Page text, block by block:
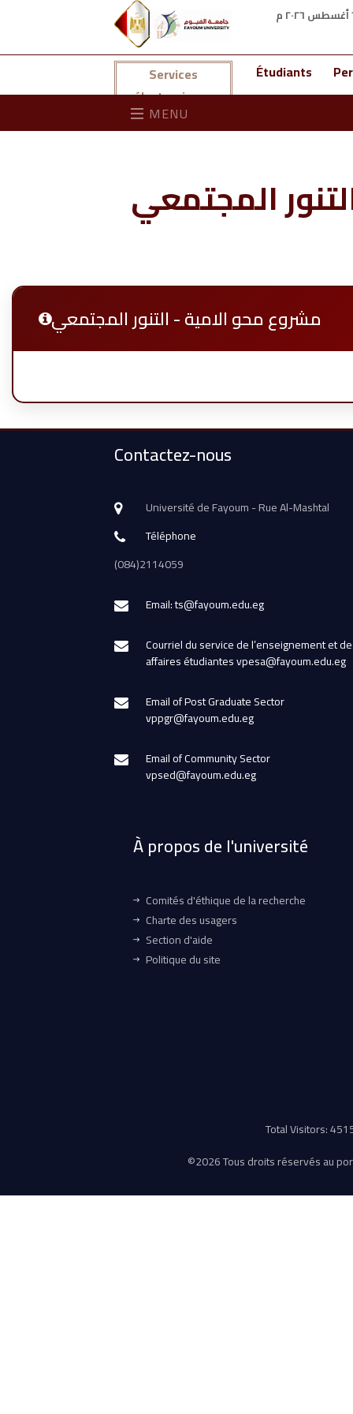
Services
électroniques
Étudiants
MENU
المجتمعي
مشروع محو الامية - التنور المجتمعي
Contactez-nous
Université de Fayoum - Rue Al-Mashtal
Téléphone
(084)2114059
Email: ts@fayoum.edu.eg
Courriel du service de l’enseignement et
affaires étudiantes vpesa@fayoum.edu.eg
Email of Post Graduate Sector
vppgr@fayoum.edu.eg
Email of Community Sector
vpsed@fayoum.edu.eg
À propos de l'université
Comités d'éthique de la recherche
Charte des usagers
Section d'aide
Politique du site
Total Visitors:
©2026 Tous droits réservés au